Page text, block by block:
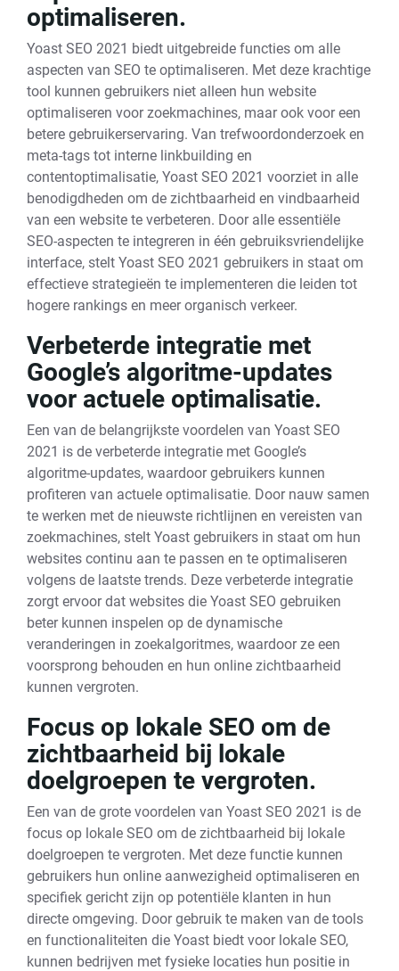
optimaliseren.
Yoast SEO 2021 biedt uitgebreide functies om alle
aspecten van SEO te optimaliseren. Met deze krachtige
tool kunnen gebruikers niet alleen hun website
optimaliseren voor zoekmachines, maar ook voor een
betere gebruikerservaring. Van trefwoordonderzoek en
meta-tags tot interne linkbuilding en
contentoptimalisatie, Yoast SEO 2021 voorziet in alle
benodigdheden om de zichtbaarheid en vindbaarheid
van een website te verbeteren. Door alle essentiële
SEO-aspecten te integreren in één gebruiksvriendelijke
interface, stelt Yoast SEO 2021 gebruikers in staat om
effectieve strategieën te implementeren die leiden tot
hogere rankings en meer organisch verkeer.
Verbeterde integratie met
Google’s algoritme-updates
voor actuele optimalisatie.
Een van de belangrijkste voordelen van Yoast SEO
2021 is de verbeterde integratie met Google’s
algoritme-updates, waardoor gebruikers kunnen
profiteren van actuele optimalisatie. Door nauw samen
te werken met de nieuwste richtlijnen en vereisten van
zoekmachines, stelt Yoast gebruikers in staat om hun
websites continu aan te passen en te optimaliseren
volgens de laatste trends. Deze verbeterde integratie
zorgt ervoor dat websites die Yoast SEO gebruiken
beter kunnen inspelen op de dynamische
veranderingen in zoekalgoritmes, waardoor ze een
voorsprong behouden en hun online zichtbaarheid
kunnen vergroten.
Focus op lokale SEO om de
zichtbaarheid bij lokale
doelgroepen te vergroten.
Een van de grote voordelen van Yoast SEO 2021 is de
focus op lokale SEO om de zichtbaarheid bij lokale
doelgroepen te vergroten. Met deze functie kunnen
gebruikers hun online aanwezigheid optimaliseren en
specifiek gericht zijn op potentiële klanten in hun
directe omgeving. Door gebruik te maken van de tools
en functionaliteiten die Yoast biedt voor lokale SEO,
kunnen bedrijven met fysieke locaties hun positie in